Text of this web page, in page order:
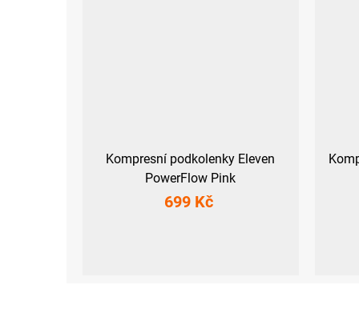
Kompresní podkolenky Eleven
PowerFlow Pink
699 Kč